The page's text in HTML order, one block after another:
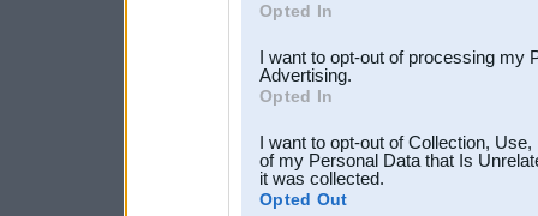
Opted In
I want to opt-out of processing my
Advertising.
Opted In
I want to opt-out of Collection,
of my Personal Data that Is
it was collected.
Opted Out